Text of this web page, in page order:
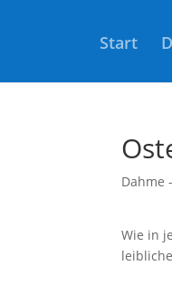
Start
Dahme
Wie in